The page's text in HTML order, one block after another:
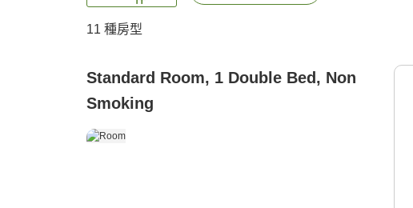
11 種房型
Standard Room, 1 Double Bed, Non
Smoking